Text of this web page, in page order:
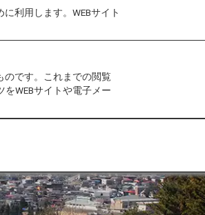
利用します。WEBサイト
のです。これまでの閲覧
WEBサイトや電子メー